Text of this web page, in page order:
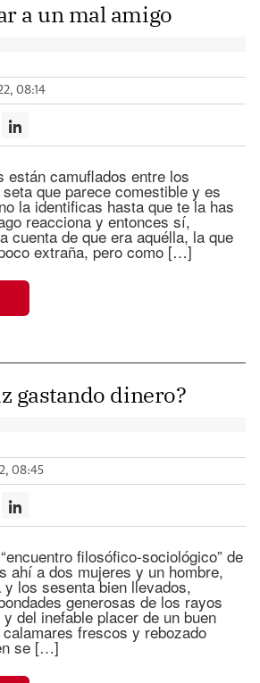
a un mal amigo
08:14
están camuflados entre los
que parece comestible y es
la identificas hasta que te la has
reacciona y entonces sí,
cuenta de que era aquélla, la que
extraña, pero como […]
gastando dinero?
08:45
filosófico-sociológico” de
ahí a dos mujeres y un hombre,
los sesenta bien llevados,
generosas de los rayos
del inefable placer de un buen
frescos y rebozado
se […]